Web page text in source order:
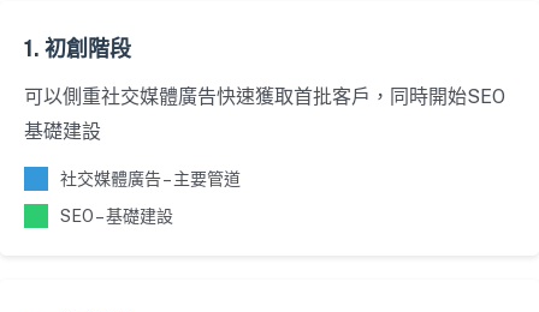
1. 初創階段
可以側重社交媒體廣告快速獲取首批客戶，同時開始SEO
基礎建設
社交媒體廣告 – 主要管道
SEO – 基礎建設